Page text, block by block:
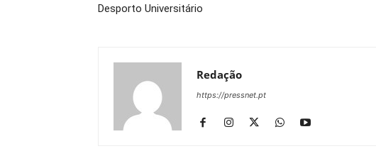
Desporto Universitário
Redação
https://pressnet.pt